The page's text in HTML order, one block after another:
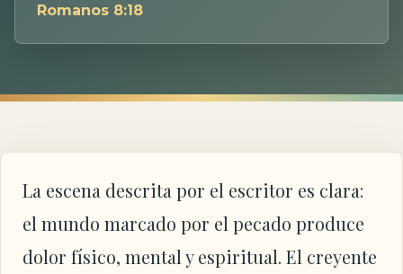
Romanos 8:18
La escena descrita por el escritor es clara:
el mundo marcado por el pecado produce
dolor físico, mental y espiritual. El creyente